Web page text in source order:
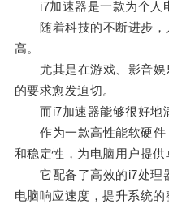
i7加速器是一款为个人电
随着科技的不断进步，
高。
尤其是在游戏、影音娱
的要求愈发迫切。
而i7加速器能够很好地满
作为一款高性能软硬件
和稳定性，为电脑用户提供
它配备了高效的i7处理
电脑响应速度，提升系统的